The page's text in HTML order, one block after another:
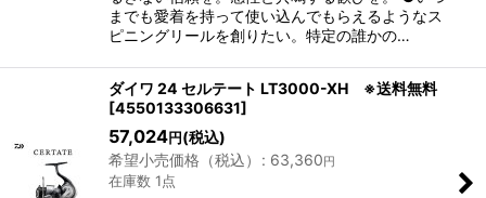
までも愛着を持って使い込んでもらえるようなス
ピニングリールを創りたい。特定の誰かの…
ダイワ 24 セルテート LT3000-XH ※送料無料
[4550133306631]
57,024円 (税込)
希望小売価格（税込）
: 63,360円
在庫数 1点